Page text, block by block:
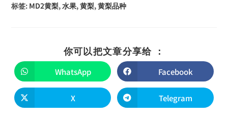
标签: MD2黄梨,水果,黄梨,黄梨品种
你可以把文章分享给 ：
WhatsApp Facebook
X Telegram